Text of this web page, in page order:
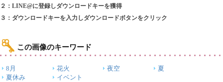
２：LINE@に登録しダウンロードキーを獲得
３：ダウンロードキーを入力しダウンロードボタンをクリック
この画像のキーワード
8月 花火 夜空
夏
夏休み
イベント